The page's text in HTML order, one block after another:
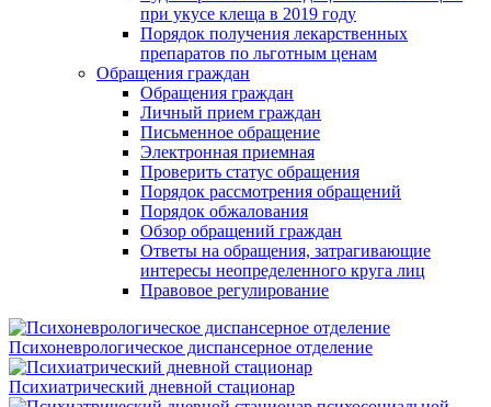
при укусе клеща в 2019 году
Порядок получения лекарственных
препаратов по льготным ценам
Обращения граждан
Обращения граждан
Личный прием граждан
Письменное обращение
Электронная приемная
Проверить статус обращения
Порядок рассмотрения обращений
Порядок обжалования
Обзор обращений граждан
Ответы на обращения, затрагивающие
интересы неопределенного круга лиц
Правовое регулирование
Психоневрологическое диспансерное отделение
Психиатрический дневной стационар